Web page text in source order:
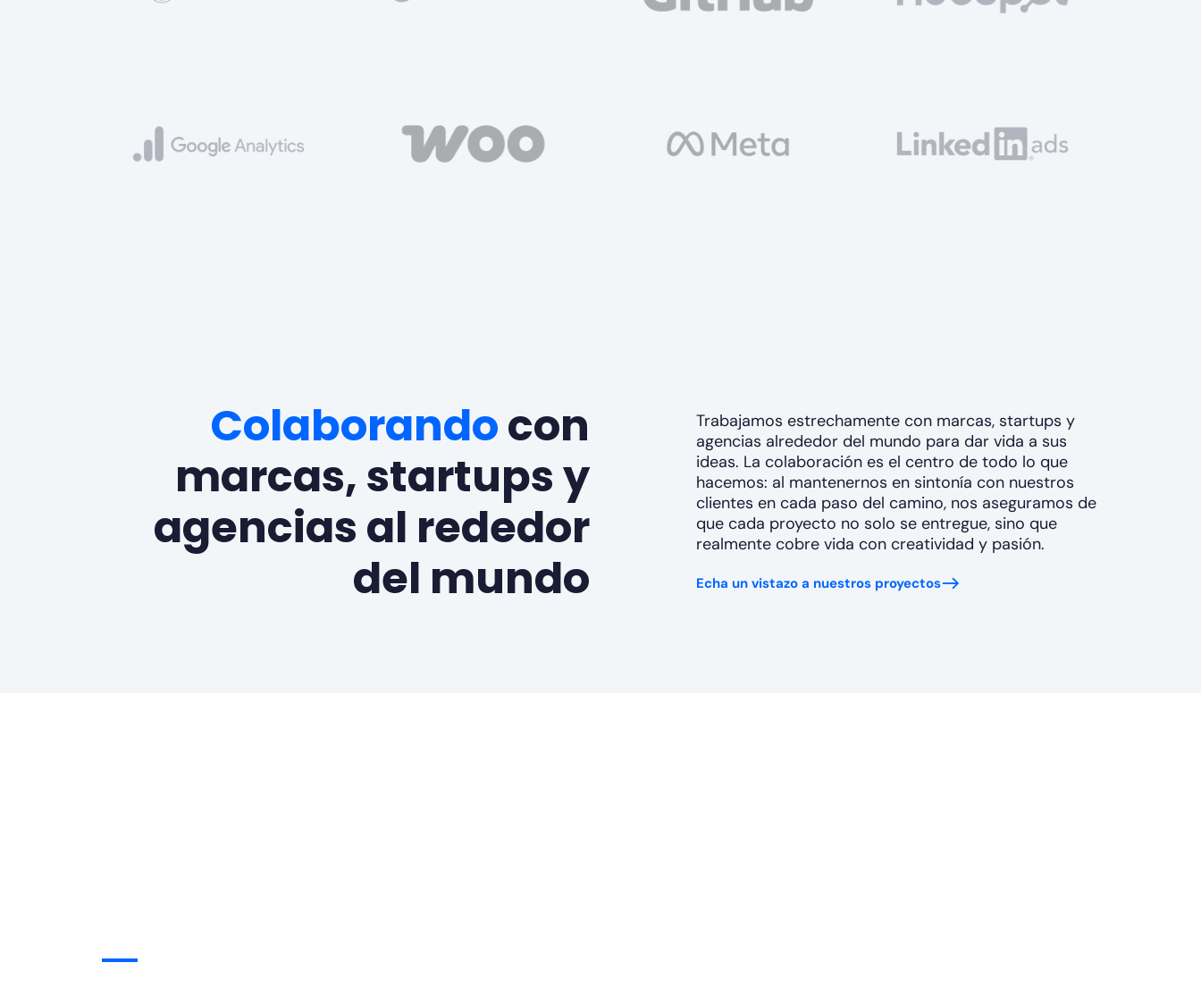
Colaborandocon
marcas, startups y
agencias al rededor
del mundo
Trabajamos estrechamente con marcas, startups y
agencias alrededor del mundo para dar vida a sus
ideas. La colaboración es el centro de todo lo que
hacemos: al mantenernos en sintonía con nuestros
clientes en cada paso del camino, nos aseguramos de
que cada proyecto no solo se entregue, sino que
realmente cobre vida con creatividad y pasión.
Echa un vistazo a nuestros proyectos